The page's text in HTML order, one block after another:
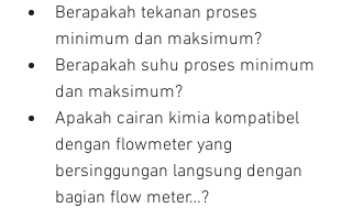
Berapakah tekanan proses
minimum dan maksimum?
Berapakah suhu proses minimum
dan maksimum?
Apakah cairan kimia kompatibel
dengan flowmeter yang
bersinggungan langsung dengan
bagian flow meter…?